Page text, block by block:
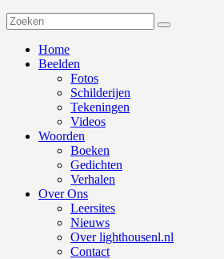
Home
Beelden
Fotos
Schilderijen
Tekeningen
Videos
Woorden
Boeken
Gedichten
Verhalen
Over Ons
Leersites
Nieuws
Over lighthousenl.nl
Contact